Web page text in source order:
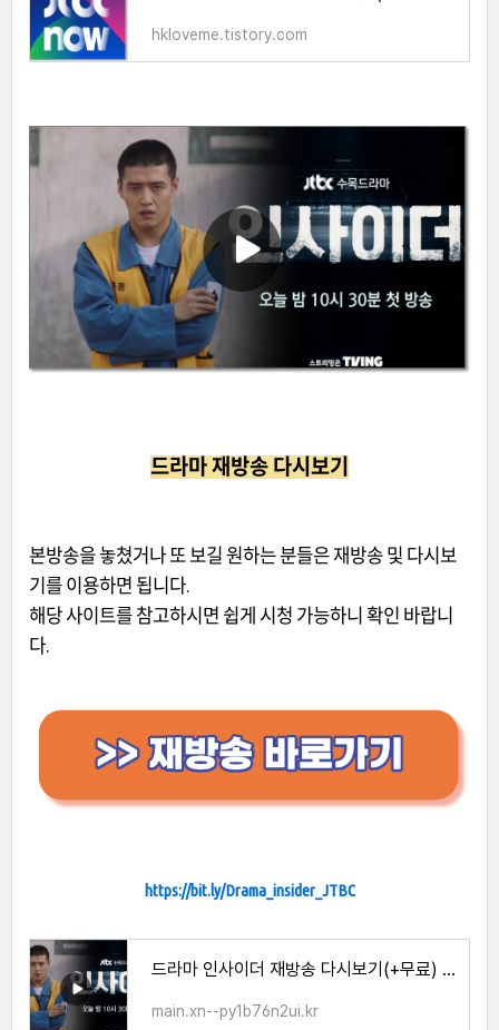
hkloveme.tistory.com
드라마 재방송 다시보기
본방송을 놓쳤거나 또 보길 원하는 분들은 재방송 및 다시보
기를 이용하면 됩니다.
해당 사이트를 참고하시면 쉽게 시청 가능하니 확인 바랍니
다.
https://bit.ly/Drama_insider_JTBC
드라마 인사이더 재방송 다시보기(+무료) 넷플릭스 티빙
main.xn--py1b76n2ui.kr